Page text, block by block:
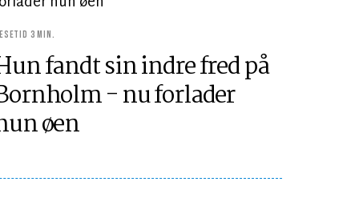
3 MIN.
fandt sin indre fred på
- nu forlader
øen